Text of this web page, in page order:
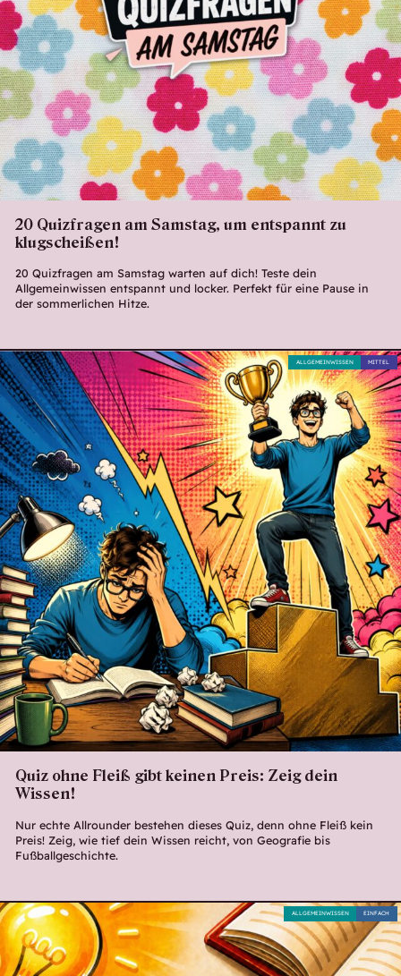
20 Quizfragen am Samstag, um entspannt zu
klugscheißen!
20 Quizfragen am Samstag warten auf dich! Teste dein
Allgemeinwissen entspannt und locker. Perfekt für eine Pause in
der sommerlichen Hitze.
Quiz ohne Fleiß gibt keinen Preis: Zeig dein
Wissen!
Nur echte Allrounder bestehen dieses Quiz, denn ohne Fleiß kein
Preis! Zeig, wie tief dein Wissen reicht, von Geografie bis
Fußballgeschichte.
MITTEL
ALLGEMEINWISSEN
EINFACH
ALLGEMEINWISSEN